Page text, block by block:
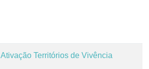
Ativação Territórios de Vivência